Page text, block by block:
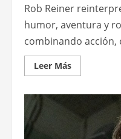
Rob Reiner
humor, aventura y
combinando acción,
Leer MásLeer
más
princesa
prometida